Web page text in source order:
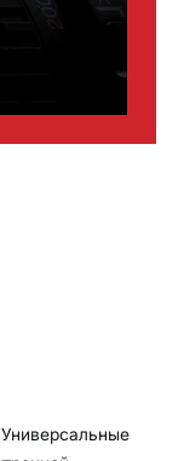
Универсальные